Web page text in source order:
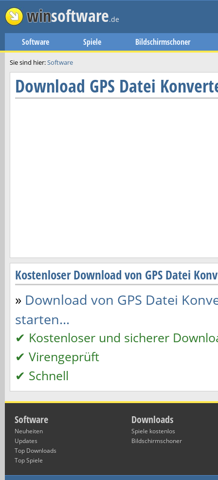
winsoftware.de
Software Spiele Bildschirmschoner
Sie sind hier:Software
Download GPS Datei
Kostenloser Download von GPS Datei
» Download von GPS Datei
starten...
✔ Kostenloser und sicherer
✔ Virengeprüft
✔ Schnell
Software
Neuheiten
Updates
Top Downloads
Top Spiele
Downloads
Spiele kostenlos
Bildschirmschoner